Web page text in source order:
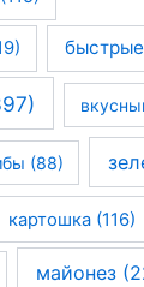
(88)
картошка (116)
майонез